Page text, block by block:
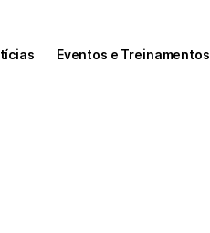
Eventos e Treinamentos